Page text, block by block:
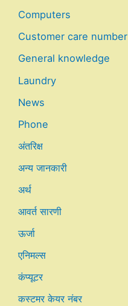
Computers
Customer care number
General knowledge
Laundry
News
Phone
अंतरिक्ष
अन्य जानकारी
अर्थ
आवर्त सारणी
ऊर्जा
एनिमल्स
कंप्यूटर
कस्टमर केयर नंबर